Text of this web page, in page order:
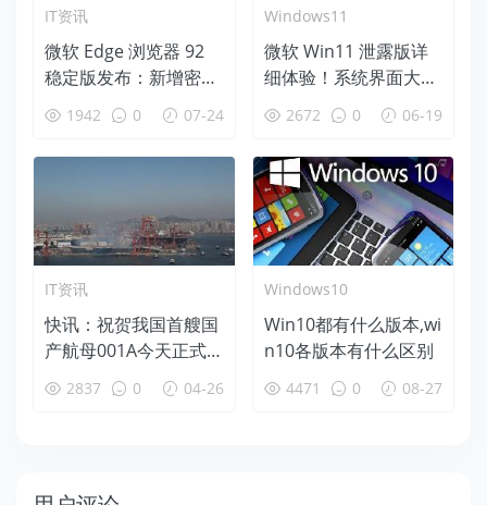
IT资讯
微软 Edge 浏览器 92
稳定版发布：新增密码
健康仪表盘、导航升级
HTTPS
1942 0 07-24
Windows11
微软 Win11 泄露版详
细体验！系统界面大变
脸 2672 0 06-19
IT资讯
快讯：祝贺我国首艘国
产航母001A今天正式
下水！2837 0 04-26
Windows10
Win10都有什么版本,wi
n10各版本有什么区别
4471 0 08-27